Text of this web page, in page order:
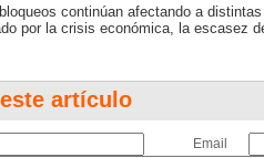
continúan afectando a
por la crisis económica, la escasez
artículo
Email